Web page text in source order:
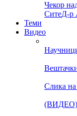
Чекор
СитеД-р
Теми
Видео
Слика на
(ВИДЕО)